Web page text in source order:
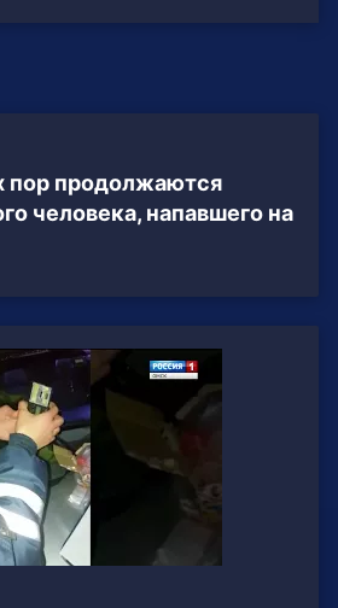
пор продолжаются
человека, напавшего на